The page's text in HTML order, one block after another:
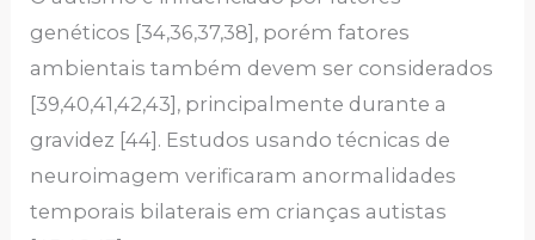
genéticos [34,36,37,38], porém fatores
ambientais também devem ser considerados
[39,40,41,42,43], principalmente durante a
gravidez [44]. Estudos usando técnicas de
neuroimagem verificaram anormalidades
temporais bilaterais em crianças autistas